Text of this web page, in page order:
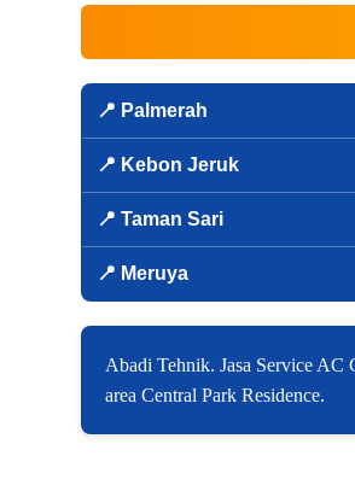
📍 Palmerah
📍 Kebon Jeruk
📍 Taman Sari
📍 Meruya
Abadi Tehnik. Jasa Service AC
area Central Park Residence.